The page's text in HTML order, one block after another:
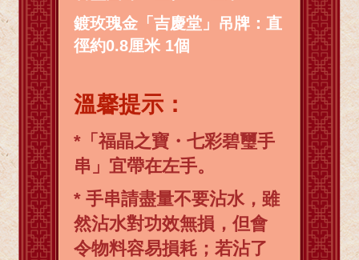
鍍玫瑰金「吉慶堂」吊牌：直
徑約0.8厘米 1個
溫馨提示：
*「福晶之寶・七彩碧璽手
串」宜帶在左手。
* 手串請盡量不要沾水，雖
然沾水對功效無損，但會
令物料容易損耗；若沾了